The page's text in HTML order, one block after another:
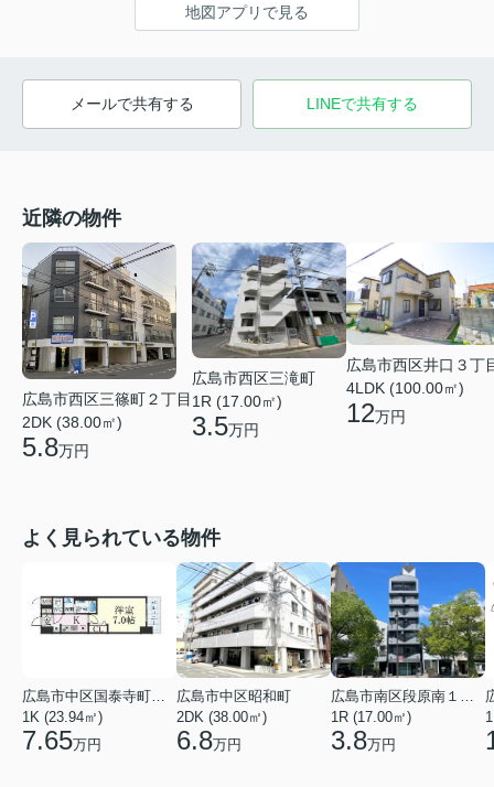
地図アプリで見る
メールで共有する LINEで共有する
近隣の物件
広島市西区三篠町２丁目
2DK (38.00㎡)
5.8万円
広島市西区三滝町
1R (17.00㎡)
3.5万円
広島市西区井口３丁
4LDK (100.00㎡)
12万円
よく見られている物件
広島市中区国泰寺町２丁目
1K (23.94㎡)
7.65万円
広島市中区昭和町
2DK (38.00㎡)
6.8万円
広島市南区段原南１丁目
1R (17.00㎡)
3.8万円